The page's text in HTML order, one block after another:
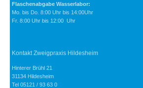
Flaschenabgabe Wasserlabor:
Mo. bis Do. 8:00 Uhr bis 14:00Uhr
Fr. 8:00 Uhr bis 12:00 Uhr
Kontakt Zweigpraxis Hildesheim
Hinterer Brühl 21
31134 Hildesheim
Tel 05121 / 93 63 0